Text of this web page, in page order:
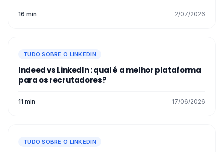
16 min 2/07/2026
TUDO SOBRE O LINKEDIN
Indeed vs LinkedIn : qual é a melhor plataforma
para os recrutadores?
11 min 17/06/2026
TUDO SOBRE O LINKEDIN